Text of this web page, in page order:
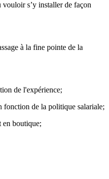
s’y installer de façon
à la fine pointe de la
de l'expérience;
fonction de la politique salariale;
en boutique;